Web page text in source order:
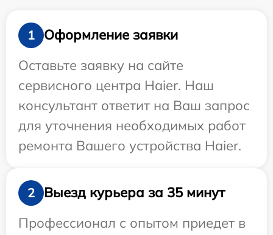
1
Оформление заявки
Оставьте заявку на сайте
сервисного центра Haier. Наш
консультант ответит на Ваш запрос
для уточнения необходимых работ
ремонта Вашего устройства Haier.
2
Выезд курьера за 35 минут
Профессионал с опытом приедет в